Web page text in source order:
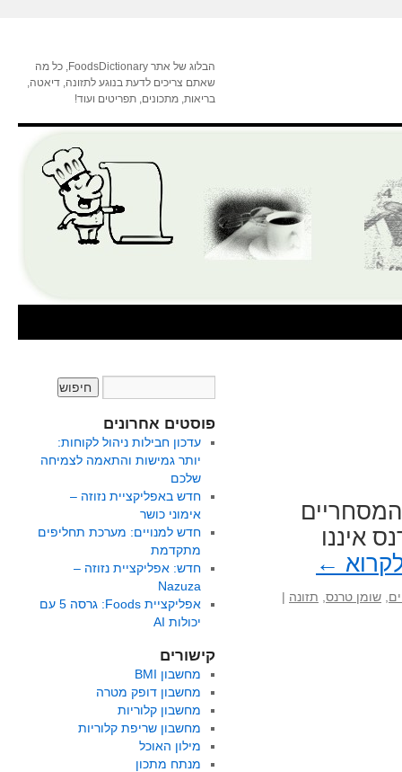
הבלוג של אתר FoodsDictionary, כל מה
שאתם צריכים לדעת בנוגע לתזונה, דיאטה,
בריאות, מתכונים, תפריטים ועוד!
10 המוצרים המסחריים
איננו
←
שומן טרנס תזונה |
פוסטים אחרונים
עדכון חבילות ניהול לקוחות:
יותר גמישות והתאמה לצמיחה
שלכם
חדש באפליקציית נזוזה –
אימוני כושר
חדש למנויים: מערכת תחליפים
מתקדמת
חדש: אפליקציית נזוזה –
Nazuza
אפליקציית Foods: גרסה 5 עם
יכולות AI
קישורים
מחשבון BMI
מחשבון דופק מטרה
מחשבון קלוריות
מחשבון שריפת קלוריות
מילון האוכל
מנתח מתכון